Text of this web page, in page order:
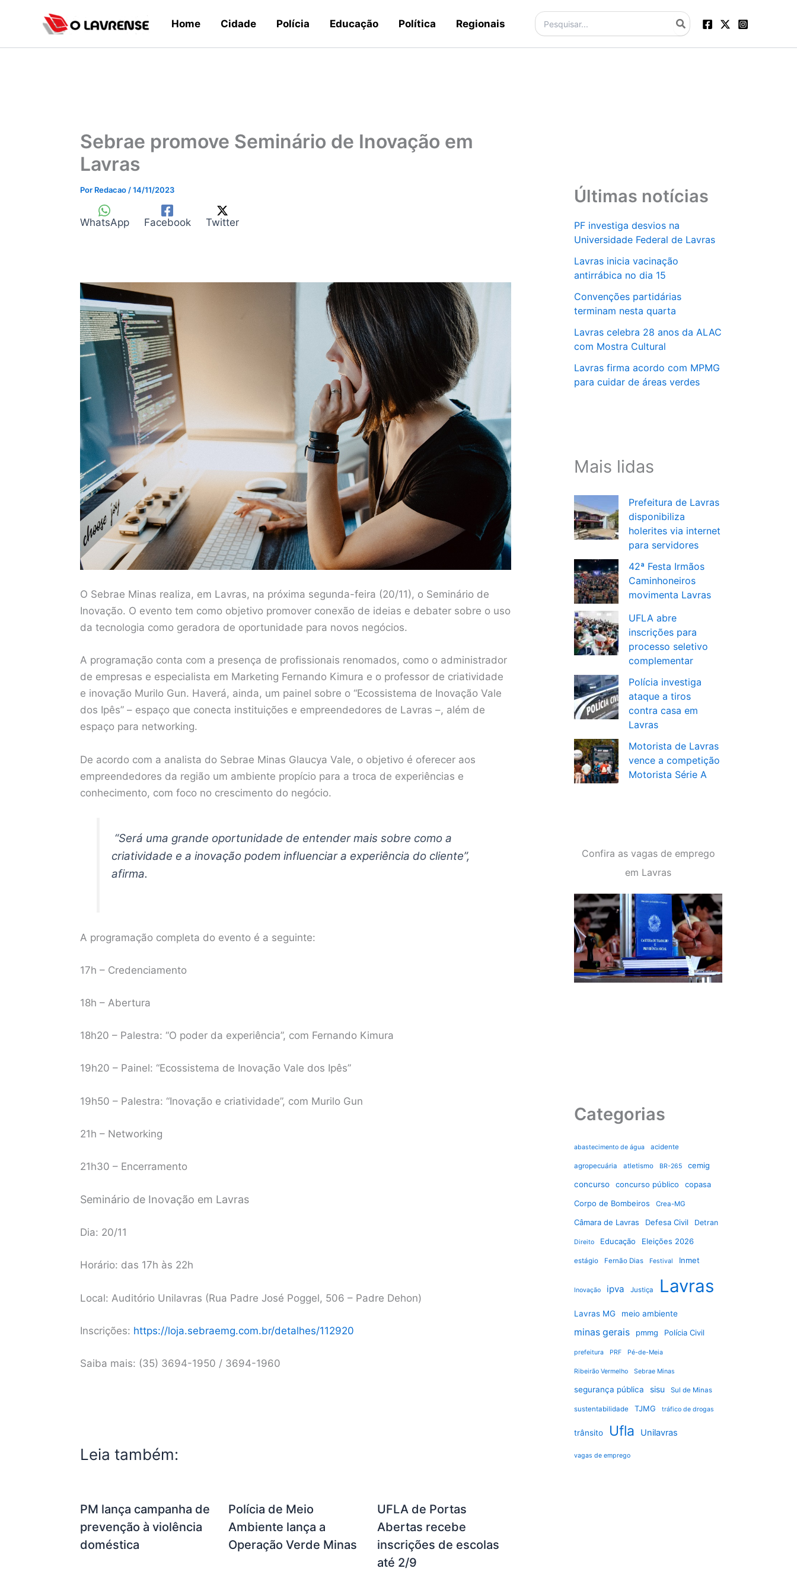
Home Cidade Polícia Educação Política Regionais
Procurar:
Sebrae promove Seminário de Inovação em
Lavras
Por Redacao /14/11/2023
WhatsApp Facebook Twitter
O Sebrae Minas realiza, em Lavras, na próxima segunda-feira (20/11), o Seminário de
Inovação. O evento tem como objetivo promover conexão de ideias e debater sobre o uso
da tecnologia como geradora de oportunidade para novos negócios.
A programação conta com a presença de profissionais renomados, como o administrador
de empresas e especialista em Marketing Fernando Kimura e o professor de criatividade
e inovação Murilo Gun. Haverá, ainda, um painel sobre o “Ecossistema de Inovação Vale
dos Ipês” – espaço que conecta instituições e empreendedores de Lavras –, além de
espaço para networking.
De acordo com a analista do Sebrae Minas Glaucya Vale, o objetivo é oferecer aos
empreendedores da região um ambiente propício para a troca de experiências e
conhecimento, com foco no crescimento do negócio.
“Será uma grande oportunidade de entender mais sobre como a
criatividade e a inovação podem influenciar a experiência do cliente”,
afirma.
A programação completa do evento é a seguinte:
17h – Credenciamento
18h – Abertura
18h20 – Palestra: “O poder da experiência”, com Fernando Kimura
19h20 – Painel: “Ecossistema de Inovação Vale dos Ipês”
19h50 – Palestra: “Inovação e criatividade”, com Murilo Gun
21h – Networking
21h30 – Encerramento
Seminário de Inovação em Lavras
Dia: 20/11
Horário: das 17h às 22h
Local: Auditório Unilavras (Rua Padre José Poggel, 506 – Padre Dehon)
Inscrições: https://loja.sebraemg.com.br/detalhes/112920
Saiba mais: (35) 3694-1950 / 3694-1960
Leia também:
PM lança campanha de
prevenção à violência
doméstica
Polícia de Meio
Ambiente lança a
Operação Verde Minas
UFLA de Portas
Abertas recebe
inscrições de escolas
até 2/9
Últimas notícias
PF investiga desvios na
Universidade Federal de Lavras
Lavras inicia vacinação
antirrábica no dia 15
Convenções partidárias
terminam nesta quarta
Lavras celebra 28 anos da ALAC
com Mostra Cultural
Lavras firma acordo com MPMG
para cuidar de áreas verdes
Mais lidas
Prefeitura de Lavras
disponibiliza
holerites via internet
para servidores
42ª Festa Irmãos
Caminhoneiros
movimenta Lavras
UFLA abre
inscrições para
processo seletivo
complementar
Polícia investiga
ataque a tiros
contra casa em
Lavras
Motorista de Lavras
vence a competição
Motorista Série A
Confira as vagas de emprego
em Lavras
Categorias
abastecimento de água acidente
agropecuária atletismo BR-265
cemig
concurso
concurso público
copasa
Corpo de Bombeiros
Crea-MG
Câmara de Lavras Defesa Civil Detran
Direito Educação Eleições 2026
estágio Fernão Dias Festival Inmet
Inovação ipva Justiça Lavras
Lavras MG meio ambiente
minas gerais pmmg Polícia Civil
prefeitura PRF Pé-de-Meia
Ribeirão Vermelho Sebrae Minas
segurança pública sisu Sul de Minas
sustentabilidade TJMG tráfico de drogas
trânsito Ufla Unilavras
vagas de emprego